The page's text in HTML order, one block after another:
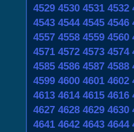
4529 4530 4531 4532
4543 4544 4545 4546
4557 4558 4559 4560
4571 4572 4573 4574
4585 4586 4587 4588
4599 4600 4601 4602
4613 4614 4615 4616
4627 4628 4629 4630
4641 4642 4643 4644